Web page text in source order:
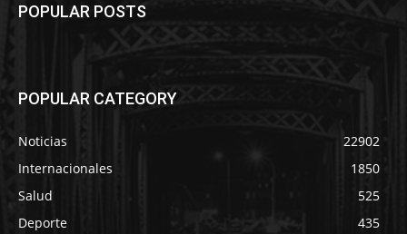
POPULAR POSTS
POPULAR CATEGORY
Noticias
22902
Internacionales
1850
Salud
525
Deporte
435